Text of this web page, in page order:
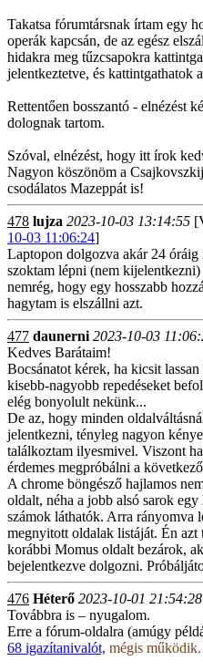
Takatsa fórumtársnak írtam egy
operák kapcsán, de az egész
hidakra meg tűzcsapokra
jelentkeztetve, és kattintgathatok
Rettentően bosszantó - elnézést
dolognak tartom.
Szóval, elnézést, hogy itt írok
Nagyon köszönöm a
csodálatos Mazeppát is!
478 lujza 2023-10-03 13:14:55
10-03 11:06:24]
Laptopon dolgozva akár 24
szoktam lépni (nem
nemrég, hogy egy hosszabb
hagytam is elszállni azt.
477 daunerni 2023-10-03
Kedves Barátaim!
Bocsánatot kérek, ha kicsit
kisebb-nagyobb repedéseket
elég bonyolult nekünk...
De az, hogy minden
jelentkezni, tényleg nagyon
találkoztam ilyesmivel. Viszont
érdemes megpróbálni a
A chrome böngésző hajlamos
oldalt, néha a jobb alsó sarok
számok láthatók. Arra rányomva
megnyitott oldalak listáját. Én azt
korábbi Momus oldalt bezárok,
bejelentkezve dolgozni.
476 Héterő 2023-10-01 21:54:28
Továbbra is – nyugalom.
Erre a fórum-oldalra (amúgy
68 igazítanivalót, mégis működik.